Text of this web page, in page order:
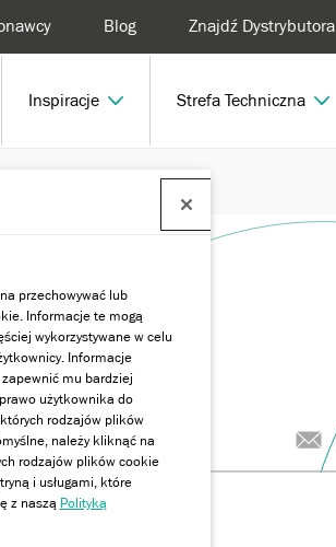
Inspiracje Strefa Techniczna
Blog Znajdź Dystrybutora
przechowywać lub
Informacje te mogą
wykorzystywane w celu
Informacje
mu bardziej
użytkownika do
rodzajów plików
należy kliknąć na
rodzajów plików cookie
i usługami, które
z naszą Polityką